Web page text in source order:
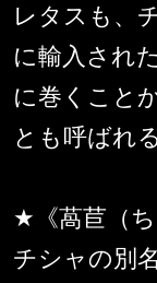
レタスも、
に輸入され
に巻くこと
とも呼ばれる
★《萵苣（ち
チシャの別名